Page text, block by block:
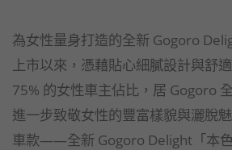
為女性量身打造的全新 Gogoro
上市以來，憑藉貼心細膩設計與舒
75% 的女性車主佔比，居 Gogoro
進一步致敬女性的豐富樣貌與灑脫
車款——全新 Gogoro Delight「本